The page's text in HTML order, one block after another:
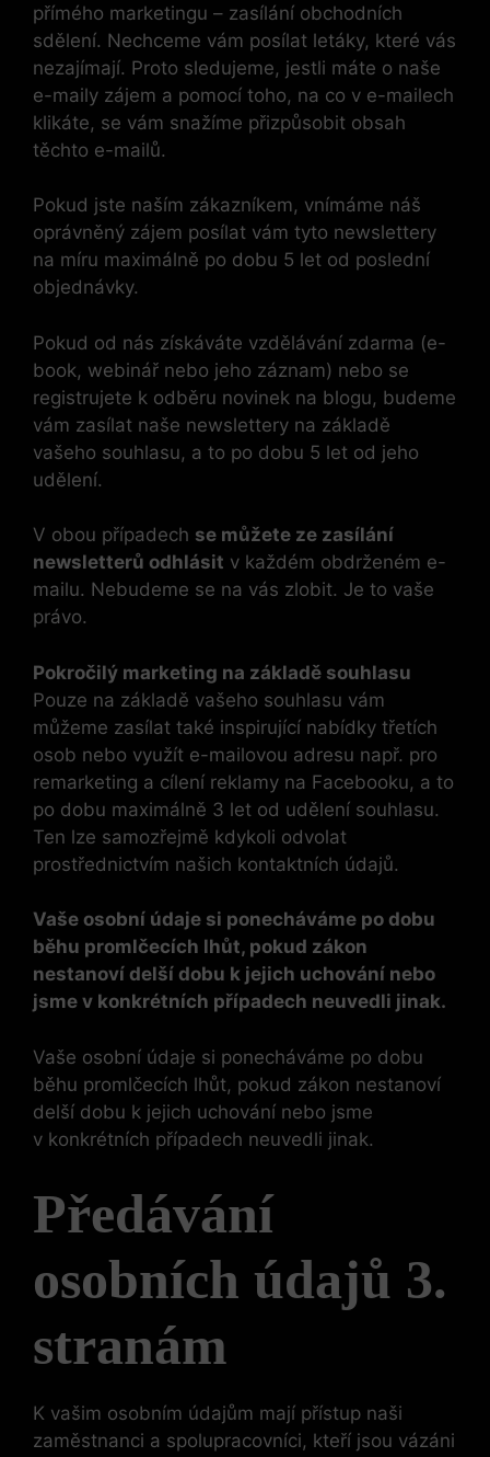
přímého marketingu – zasílání obchodních
sdělení. Nechceme vám posílat letáky, které vás
nezajímají. Proto sledujeme, jestli máte o naše
e-maily zájem a pomocí toho, na co v e-mailech
klikáte, se vám snažíme přizpůsobit obsah
těchto e-mailů.
Pokud jste naším zákazníkem, vnímáme náš
oprávněný zájem posílat vám tyto newslettery
na míru maximálně po dobu 5 let od poslední
objednávky.
Pokud od nás získáváte vzdělávání zdarma (e-
book, webinář nebo jeho záznam) nebo se
registrujete k odběru novinek na blogu, budeme
vám zasílat naše newslettery na základě
vašeho souhlasu, a to po dobu 5 let od jeho
udělení.
V obou případech se můžete ze zasílání
newsletterů odhlásit v každém obdrženém e-
mailu. Nebudeme se na vás zlobit. Je to vaše
právo.
Pokročilý marketing na základě souhlasu
Pouze na základě vašeho souhlasu vám
můžeme zasílat také inspirující nabídky třetích
osob nebo využít e-mailovou adresu např. pro
remarketing a cílení reklamy na Facebooku, a to
po dobu maximálně 3 let od udělení souhlasu.
Ten lze samozřejmě kdykoli odvolat
prostřednictvím našich kontaktních údajů.
Vaše osobní údaje si ponecháváme po dobu
běhu promlčecích lhůt, pokud zákon
nestanoví delší dobu k jejich uchování nebo
jsme v konkrétních případech neuvedli jinak.
Vaše osobní údaje si ponecháváme po dobu
běhu promlčecích lhůt, pokud zákon nestanoví
delší dobu k jejich uchování nebo jsme
v konkrétních případech neuvedli jinak.
Předávání
osobních údajů 3.
stranám
K vašim osobním údajům mají přístup naši
zaměstnanci a spolupracovníci, kteří jsou vázáni